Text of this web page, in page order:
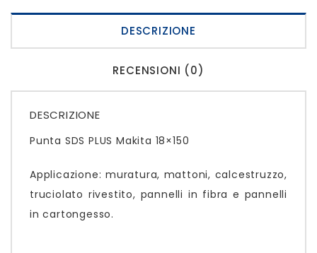
DESCRIZIONE
RECENSIONI (0)
DESCRIZIONE
Punta SDS PLUS Makita 18×150
Applicazione: muratura, mattoni, calcestruzzo,
truciolato rivestito, pannelli in fibra e pannelli
in cartongesso.